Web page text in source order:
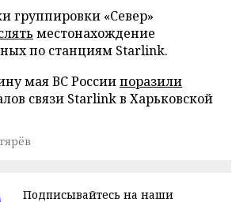
группировки «Север»
местонахождение
по станциям Starlink.
мая ВС Россиипоразили
связи Starlink в Харьковской
Подписывайтесь на наши